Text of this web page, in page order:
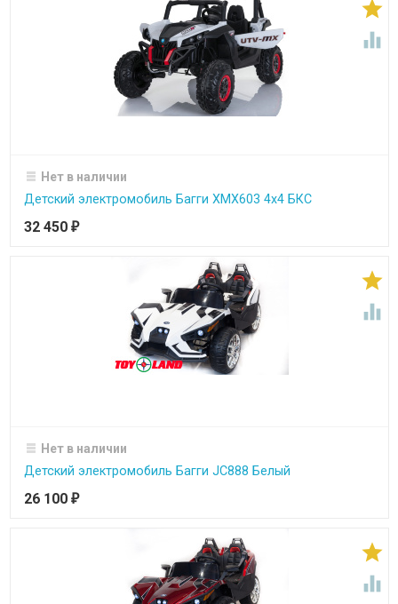


Нет в наличии
Детский электромобиль Багги ХМХ603 4х4 БКС
32 450 ₽


Нет в наличии
Детский электромобиль Багги JC888 Белый
26 100 ₽

